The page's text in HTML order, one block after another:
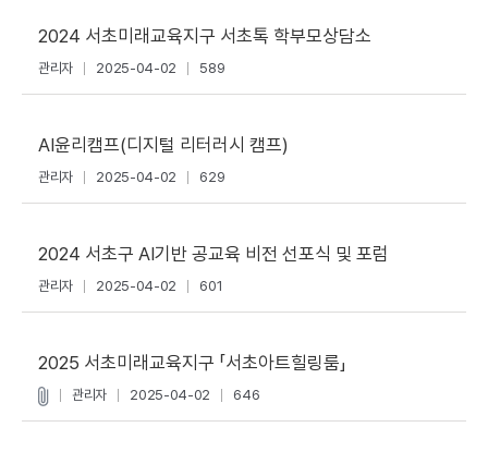
2024 서초미래교육지구 서초톡 학부모상담소
관리자 2025-04-02 589
AI윤리캠프(디지털 리터러시 캠프)
관리자 2025-04-02 629
2024 서초구 AI기반 공교육 비전 선포식 및 포럼
관리자 2025-04-02 601
2025 서초미래교육지구 「서초아트힐링룸」
관리자 2025-04-02 646